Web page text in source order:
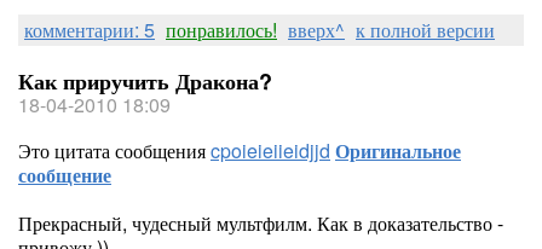
комментарии: 5 понравилось! вверх^ к полной версии
Как приручить Дракона?
18-04-2010 18:09
Это цитата сообщенияcpoieieiieidjjd Оригинальное
сообщение
Прекрасный, чудесный мультфилм. Как в доказательство -